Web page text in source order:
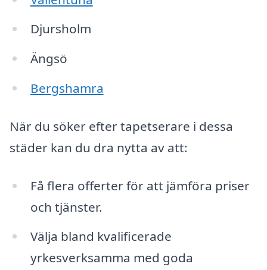
Djursholm
Ängsö
Bergshamra
När du söker efter tapetserare i dessa
städer kan du dra nytta av att:
Få flera offerter för att jämföra priser
och tjänster.
Välja bland kvalificerade
yrkesverksamma med goda